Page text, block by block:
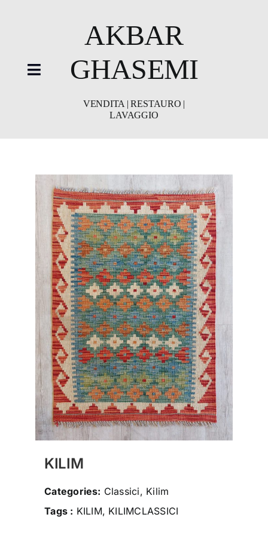
Toggle
Navigation
Restauro
Lavaggio
contatti
storia
AKBAR
GHASEMI
VENDITA | RESTAURO |
LAVAGGIO
KILIM
Categories: Classici, Kilim
Tags : KILIM, KILIMCLASSICI